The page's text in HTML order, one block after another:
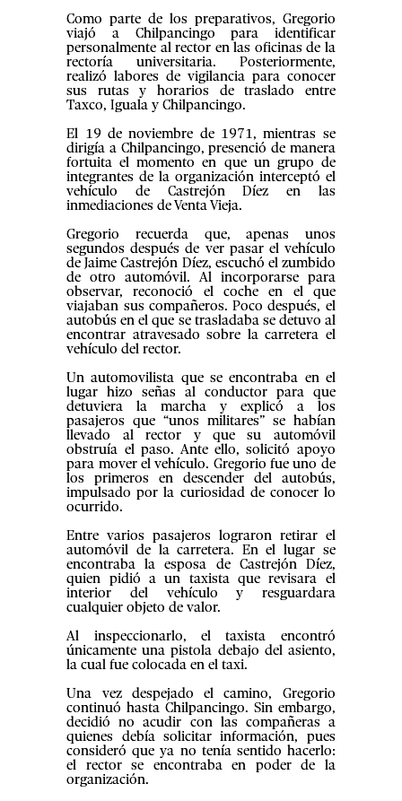
Como parte de los preparativos, Gregorio
viajó a Chilpancingo para identificar
personalmente al rector en las oficinas de la
rectoría universitaria. Posteriormente,
realizó labores de vigilancia para conocer
sus rutas y horarios de traslado entre
Taxco, Iguala y Chilpancingo.
El 19 de noviembre de 1971, mientras se
dirigía a Chilpancingo, presenció de manera
fortuita el momento en que un grupo de
integrantes de la organización interceptó el
vehículo de Castrejón Díez en las
inmediaciones de Venta Vieja.
Gregorio recuerda que, apenas unos
segundos después de ver pasar el vehículo
de Jaime Castrejón Díez, escuchó el zumbido
de otro automóvil. Al incorporarse para
observar, reconoció el coche en el que
viajaban sus compañeros. Poco después, el
autobús en el que se trasladaba se detuvo al
encontrar atravesado sobre la carretera el
vehículo del rector.
Un automovilista que se encontraba en el
lugar hizo señas al conductor para que
detuviera la marcha y explicó a los
pasajeros que “unos militares” se habían
llevado al rector y que su automóvil
obstruía el paso. Ante ello, solicitó apoyo
para mover el vehículo. Gregorio fue uno de
los primeros en descender del autobús,
impulsado por la curiosidad de conocer lo
ocurrido.
Entre varios pasajeros lograron retirar el
automóvil de la carretera. En el lugar se
encontraba la esposa de Castrejón Díez,
quien pidió a un taxista que revisara el
interior del vehículo y resguardara
cualquier objeto de valor.
Al inspeccionarlo, el taxista encontró
únicamente una pistola debajo del asiento,
la cual fue colocada en el taxi.
Una vez despejado el camino, Gregorio
continuó hasta Chilpancingo. Sin embargo,
decidió no acudir con las compañeras a
quienes debía solicitar información, pues
consideró que ya no tenía sentido hacerlo:
el rector se encontraba en poder de la
organización.